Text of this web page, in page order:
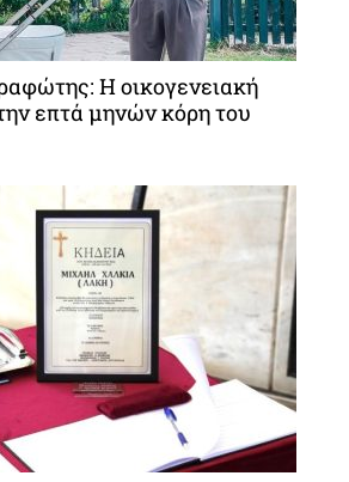
Η οικογενειακή
επτά μηνών κόρη του